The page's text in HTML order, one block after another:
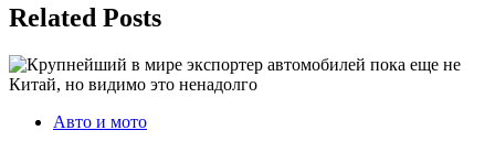
Related Posts
Авто и мото